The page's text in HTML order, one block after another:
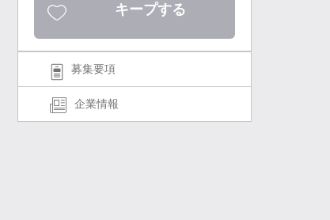
キープする
募集要項
企業情報